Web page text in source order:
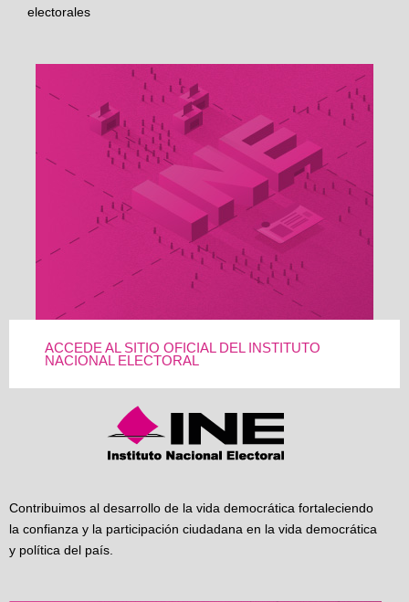
electorales
ACCEDE AL SITIO OFICIAL DEL INSTITUTO
NACIONAL ELECTORAL
Contribuimos al desarrollo de la vida democrática fortaleciendo
la confianza y la participación ciudadana en la vida democrática
y política del país.